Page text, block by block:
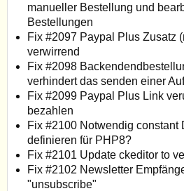
manueller Bestellung und
Bestellungen
Fix #2097 Paypal Plus Zusatz
verwirrend
Fix #2098
verhindert das senden einer
Fix #2099 Paypal Plus Link
bezahlen
Fix #2100 Notwendig constant
definieren für PHP8?
Fix #2101 Update ckeditor to
Fix #2102 Newsletter
"unsubscribe"